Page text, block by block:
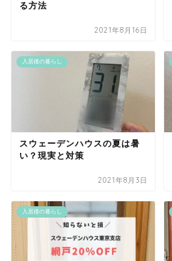
る方法
2021年8月16日
入居後の暮らし
スウェーデンハウスの夏は暑
い？現実と対策
2021年8月3日
入居後の暮らし